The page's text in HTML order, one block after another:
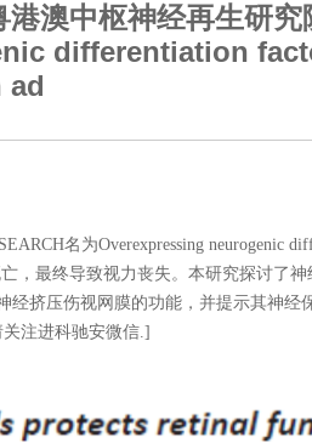
澳中枢神经再生研
differentiation
ad
名为Overexpressing neurogenic
，最终导致视力丧失。本研究探讨了
挤压伤视网膜的功能，并提示其神
注进科驰安微信.]